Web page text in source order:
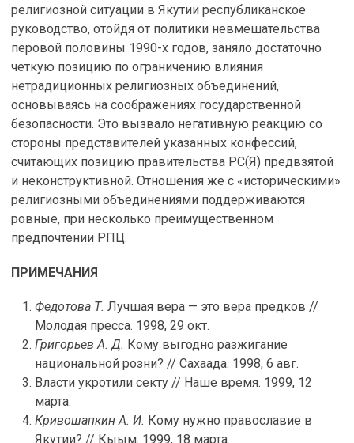
религиозной ситуации в Якутии республиканское
руководство, отойдя от политики невмешательства
перовой половины 1990-х годов, заняло достаточно
четкую позицию по ограничению влияния
нетрадиционных религиозных объединений,
основываясь на соображениях государственной
безопасности. Это вызвало негативную реакцию со
стороны представителей указанных конфессий,
считающих позицию правительства РС(Я) предвзятой
и неконструктивной. Отношения же с «историческими»
религиозными объединениями поддерживаются
ровные, при несколько преимущественном
предпочтении РПЦ.
ПРИМЕЧАНИЯ
Федотова Т. Лучшая вера — это вера предков //
Молодая пресса. 1998, 29 окт.
Григорьев А. Д. Кому выгодно разжигание
национальной розни? // Сахаада. 1998, 6 авг.
Власти укротили секту // Наше время. 1999, 12
марта.
Кривошапкин А. И. Кому нужно православие в
Якутии? // Кыым. 1999, 18 марта.